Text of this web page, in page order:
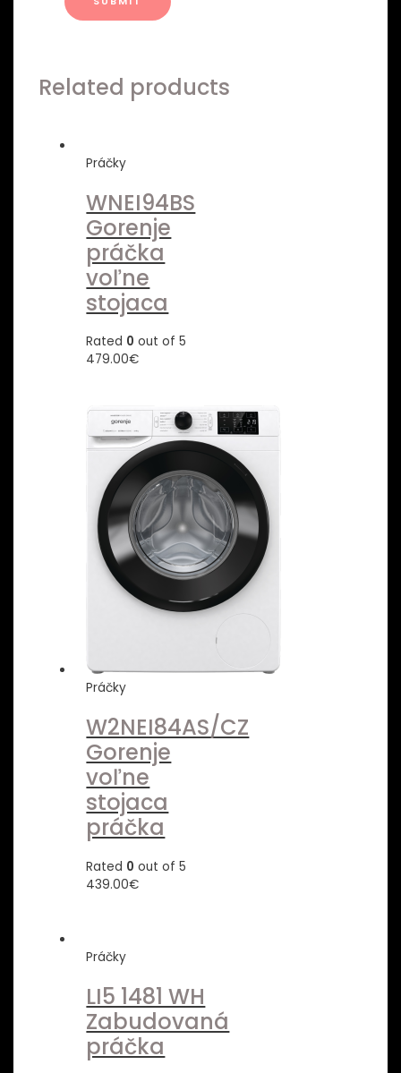
Related products
Práčky
WNEI94BS
Gorenje
práčka
voľne
stojaca
Rated 0 out of 5
479.00€
Práčky
W2NEI84AS/CZ
Gorenje
voľne
stojaca
práčka
Rated 0 out of 5
439.00€
Práčky
LI5 1481 WH
Zabudovaná
práčka